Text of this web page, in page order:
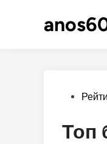
Posted
Топ